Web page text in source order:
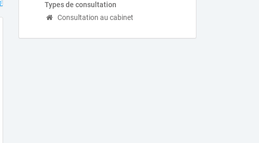
Types de consultation
Consultation au cabinet